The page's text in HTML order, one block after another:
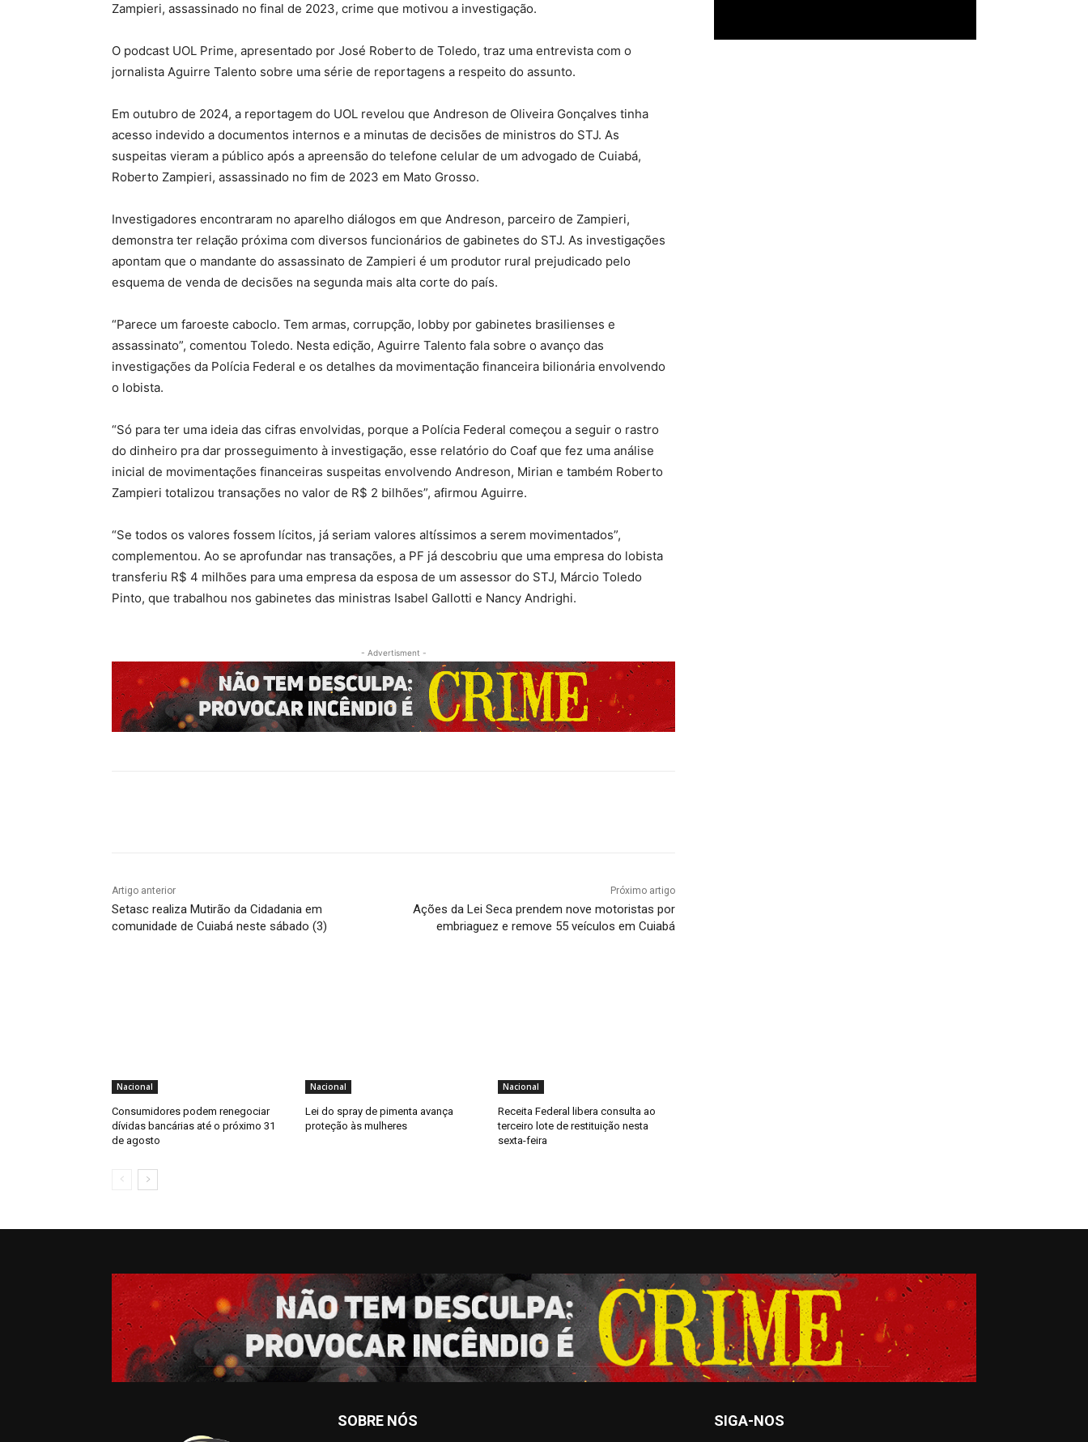
Zampieri, assassinado no final de 2023, crime que motivou a investigação.
O podcast UOL Prime, apresentado por José Roberto de Toledo, traz uma entrevista com o
jornalista Aguirre Talento sobre uma série de reportagens a respeito do assunto.
Em outubro de 2024, a reportagem do UOL revelou que Andreson de Oliveira Gonçalves tinha
acesso indevido a documentos internos e a minutas de decisões de ministros do STJ. As
suspeitas vieram a público após a apreensão do telefone celular de um advogado de Cuiabá,
Roberto Zampieri, assassinado no fim de 2023 em Mato Grosso.
Investigadores encontraram no aparelho diálogos em que Andreson, parceiro de Zampieri,
demonstra ter relação próxima com diversos funcionários de gabinetes do STJ. As investigações
apontam que o mandante do assassinato de Zampieri é um produtor rural prejudicado pelo
esquema de venda de decisões na segunda mais alta corte do país.
“Parece um faroeste caboclo. Tem armas, corrupção, lobby por gabinetes brasilienses e
assassinato”, comentou Toledo. Nesta edição, Aguirre Talento fala sobre o avanço das
investigações da Polícia Federal e os detalhes da movimentação financeira bilionária envolvendo
o lobista.
“Só para ter uma ideia das cifras envolvidas, porque a Polícia Federal começou a seguir o rastro
do dinheiro pra dar prosseguimento à investigação, esse relatório do Coaf que fez uma análise
inicial de movimentações financeiras suspeitas envolvendo Andreson, Mirian e também Roberto
Zampieri totalizou transações no valor de R$ 2 bilhões”, afirmou Aguirre.
“Se todos os valores fossem lícitos, já seriam valores altíssimos a serem movimentados”,
complementou. Ao se aprofundar nas transações, a PF já descobriu que uma empresa do lobista
transferiu R$ 4 milhões para uma empresa da esposa de um assessor do STJ, Márcio Toledo
Pinto, que trabalhou nos gabinetes das ministras Isabel Gallotti e Nancy Andrighi.
- Advertisment -
Artigo anterior
Setasc realiza Mutirão da Cidadania em
comunidade de Cuiabá neste sábado (3)
Próximo artigo
Ações da Lei Seca prendem nove motoristas por
embriaguez e remove 55 veículos em Cuiabá
Nacional
Consumidores podem renegociar
dívidas bancárias até o próximo 31
de agosto
Nacional
Lei do spray de pimenta avança
proteção às mulheres
Nacional
Receita Federal libera consulta ao
terceiro lote de restituição nesta
sexta-feira
SOBRE NÓS SIGA-NOS